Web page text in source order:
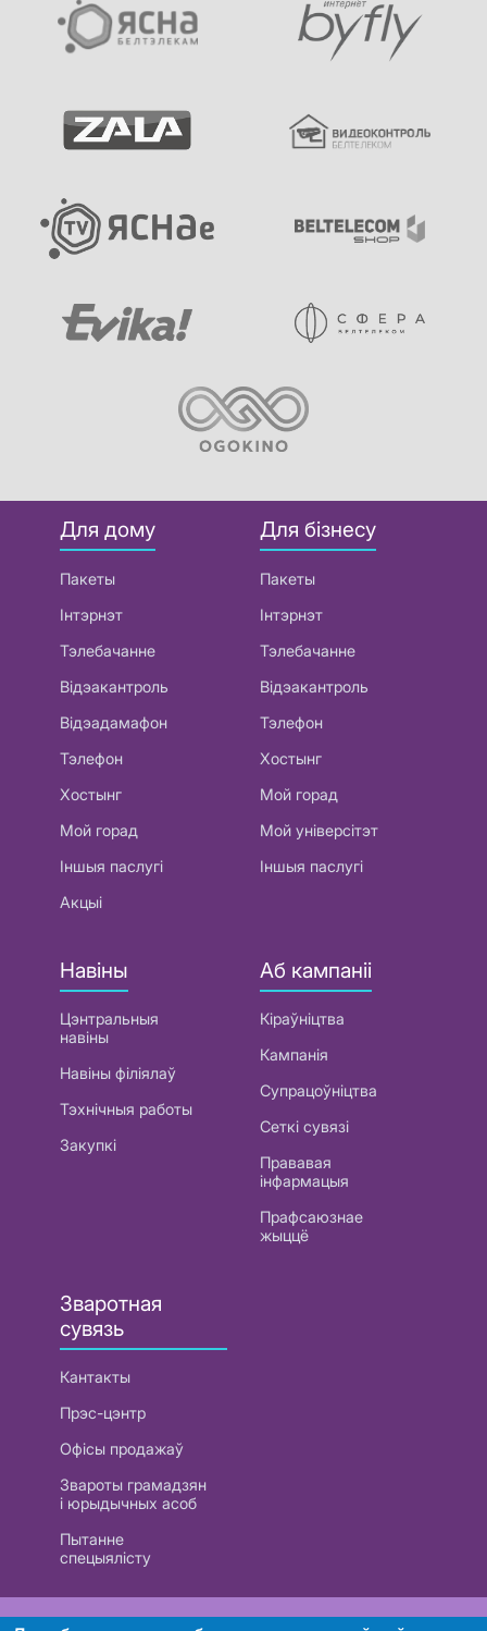
Для дому
Пакеты
Інтэрнэт
Тэлебачанне
Відэакантроль
Відэадамафон
Тэлефон
Хостынг
Мой горад
Іншыя паслугі
Акцыі
Для бізнесу
Пакеты
Інтэрнэт
Тэлебачанне
Відэакантроль
Тэлефон
Хостынг
Мой горад
Мой універсітэт
Іншыя паслугі
Навіны
Цэнтральныя
навіны
Навіны філіялаў
Тэхнічныя работы
Закупкі
Аб кампаніі
Кіраўніцтва
Кампанія
Супрацоўніцтва
Сеткі сувязі
Прававая
інфармацыя
Прафсаюзнае
жыццё
Зваротная
сувязь
Кантакты
Прэс-цэнтр
Офісы продажаў
Звароты грамадзян
і юрыдычных асоб
Пытанне
спецыялісту
РУП «Белтэлекам». УНП 101007741